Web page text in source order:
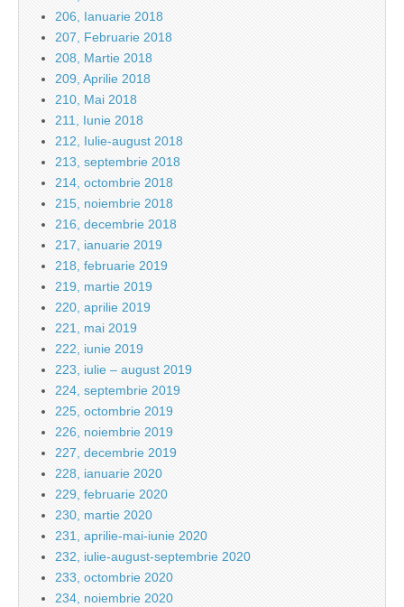
206, Ianuarie 2018
207, Februarie 2018
208, Martie 2018
209, Aprilie 2018
210, Mai 2018
211, Iunie 2018
212, Iulie-august 2018
213, septembrie 2018
214, octombrie 2018
215, noiembrie 2018
216, decembrie 2018
217, ianuarie 2019
218, februarie 2019
219, martie 2019
220, aprilie 2019
221, mai 2019
222, iunie 2019
223, iulie – august 2019
224, septembrie 2019
225, octombrie 2019
226, noiembrie 2019
227, decembrie 2019
228, ianuarie 2020
229, februarie 2020
230, martie 2020
231, aprilie-mai-iunie 2020
232, iulie-august-septembrie 2020
233, octombrie 2020
234, noiembrie 2020